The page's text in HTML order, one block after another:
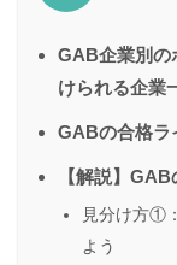
GAB企業別の
けられる企業
GABの合格ラ
【解説】
見分け方①
よう